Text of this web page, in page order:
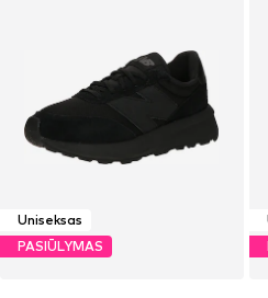
Uniseksas
PASIŪLYMAS